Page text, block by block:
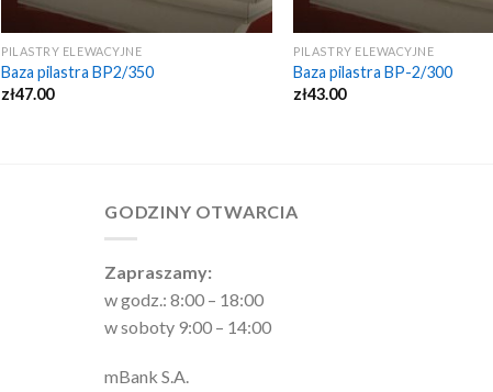
PILASTRY ELEWACYJNE
Baza pilastra BP2/350
zł47.00
PILASTRY ELEWACYJNE
Baza pilastra BP-2/300
zł43.00
GODZINY OTWARCIA
Zapraszamy:
w godz.: 8:00 – 18:00
w soboty 9:00 – 14:00
mBank S.A.